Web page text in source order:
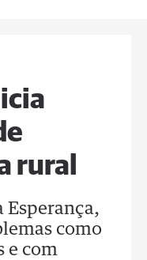
rural
Esperança,
como
e com